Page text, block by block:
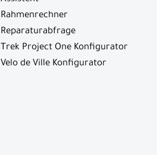
Rahmenrechner
Reparaturabfrage
Trek Project One Konfigurator
Velo de Ville Konfigurator